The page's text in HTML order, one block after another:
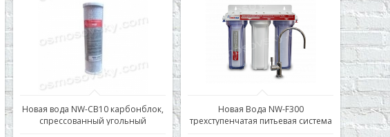
в фильтрах обратного осмос..
впитывая в себя все выб..
Новая вода NW-CB10 карбонблок,
спрессованный угольный
Новая Вода NW-F300
трехступенчатая питьевая система